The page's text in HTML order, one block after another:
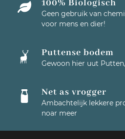
100% Biologisch
Geen gebruik van
voor mens en dier!
Puttense bodem
Gewoon hier uut
Net as vrogger
Ambachtelijk lekkere
noar meer